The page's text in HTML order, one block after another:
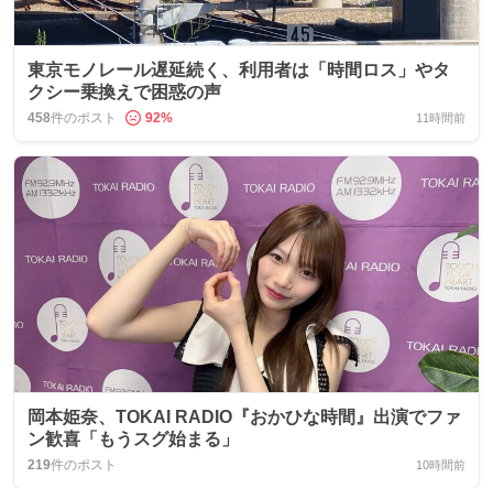
東京モノレール遅延続く、利用者は「時間ロス」やタ
クシー乗換えで困惑の声
458件のポスト 92% 11時間前
岡本姫奈、TOKAI RADIO『おかひな時間』出演でファ
ン歓喜「もうスグ始まる」
219件のポスト 10時間前